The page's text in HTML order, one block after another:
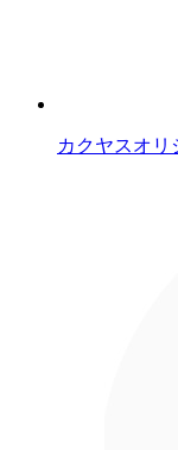
カクヤスオリ